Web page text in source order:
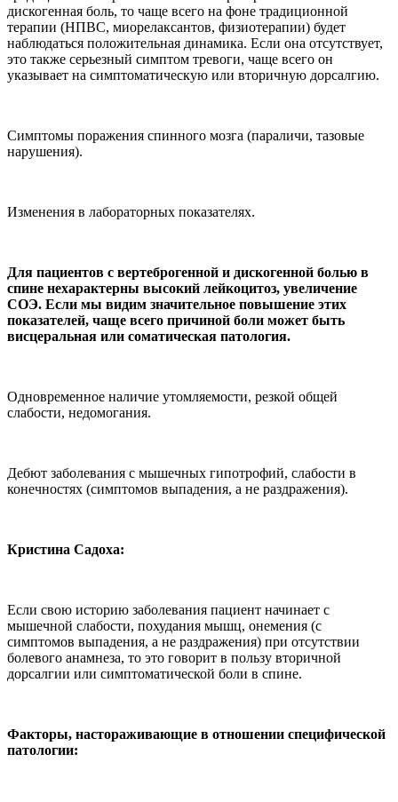
дискогенная боль, то чаще всего на фоне тра­диционной
терапии (НПВС, миорелаксантов, физиотера­пии) будет
наблюдаться по­ложительная динамика. Если она отсутствует,
это также се­рьезный симптом тревоги, чаще всего он
указывает на симптоматическую или вто­ричную дорсалгию.
Симптомы поражения спинного мозга (параличи, тазовые
нарушения).
Изменения в лаборатор­ных показателях.
Для пациентов с вертеброгенной и диско­генной болью в
спине не­характерны высокий лей­коцитоз, увеличение
СОЭ. Если мы видим значи­тельное повышение этих
показателей, чаще все­го причиной боли может быть
висцеральная или соматическая патология.
Одновременное нали­чие утомляемости, резкой об­щей
слабости, недомогания.
Дебют заболевания с мышечных гипотрофий, слабости в
конечностях (симптомов выпадения, а не раздражения).
Кристина Садоха:
Если свою историю за­болевания пациент начина­ет с
мышечной слабости, по­худания мышц, онемения (с
симптомов выпадения, а не раздражения) при отсутст­вии
болевого анамнеза, то это говорит в пользу вторичной
дорсалгии или симптомати­ческой боли в спине.
Факторы, настораживаю­щие в отношении специ­фической
патологии: